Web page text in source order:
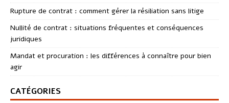
Rupture de contrat : comment gérer la résiliation sans litige
Nullité de contrat : situations fréquentes et conséquences
juridiques
Mandat et procuration : les différences à connaître pour bien
agir
CATÉGORIES